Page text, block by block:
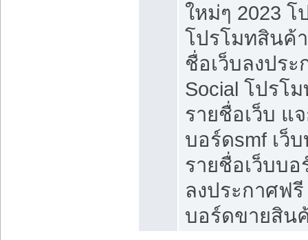
ใหม่ๆ 2023
โปรโมทสินค้
ชื่อเว็บลงปร
Social โปรโ
รายชื่อเว็บ แ
บอร์ดsmf เว็
รายชื่อเว็บบ
ลงประกาศฟรี
บอร์ดขายสิน